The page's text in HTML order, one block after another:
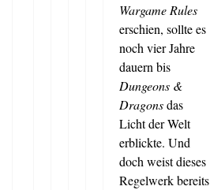
Wargame Rules
erschien, sollte es
noch vier Jahre
dauern bis
Dungeons &
Dragonsdas
Licht der Welt
erblickte. Und
doch weist dieses
Regelwerk bereits